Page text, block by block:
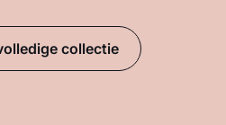
collectie